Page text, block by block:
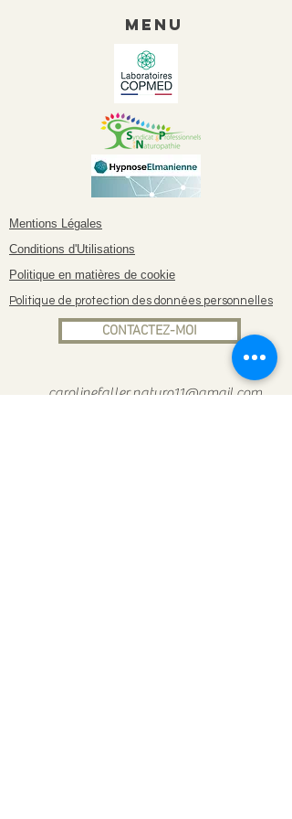
Menu
Mentions Légales
Conditions d'Utilisations
Politique en matières de cookie
Politique de protection des données personnelles
CONTACTEZ-MOI
carolinefaller.naturo11@gmail.com